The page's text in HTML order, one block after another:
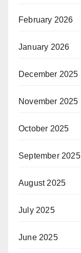
February 2026
January 2026
December 2025
November 2025
October 2025
September 2025
August 2025
July 2025
June 2025